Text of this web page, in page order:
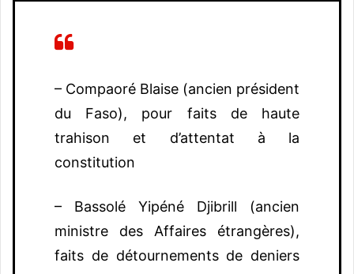
– Compaoré Blaise (ancien président
du Faso), pour faits de haute
trahison et d’attentat à la
constitution
– Bassolé Yipéné Djibrill (ancien
ministre des Affaires étrangères),
faits de détournements de deniers